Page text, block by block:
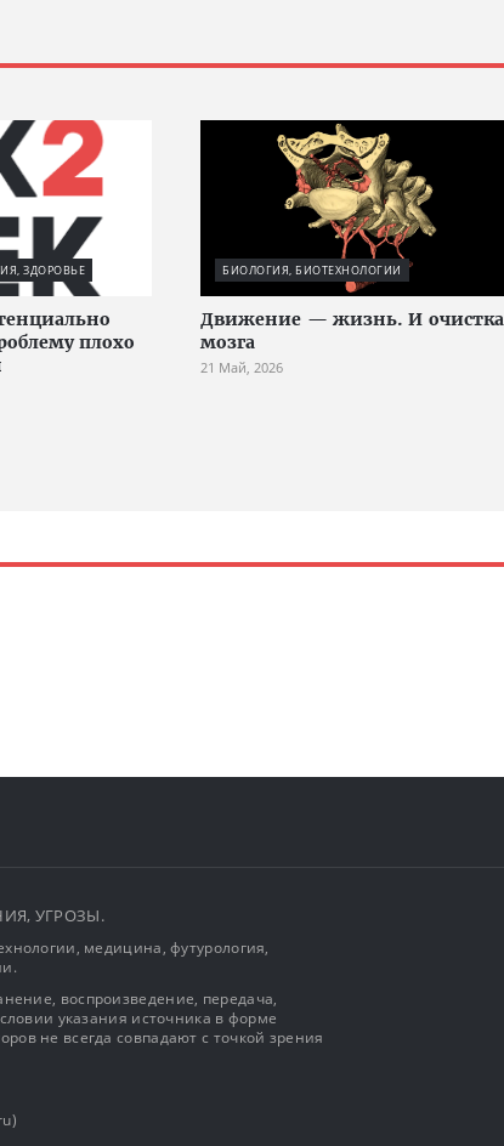
ЗДОРОВЬЕ
плохо
БИОЛОГИЯ, БИОТЕХНОЛОГИИ
Движение — жизнь. И очистка
мозга
21 Май, 2026
УГРОЗЫ.
медицина, футурология,
воспроизведение, передача,
указания источника в форме
не всегда совпадают с точкой зрения